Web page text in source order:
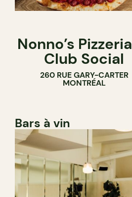
Nonno’s
Club Social
260 RUE GARY-CARTER
MONTRÉAL
Bars à vin